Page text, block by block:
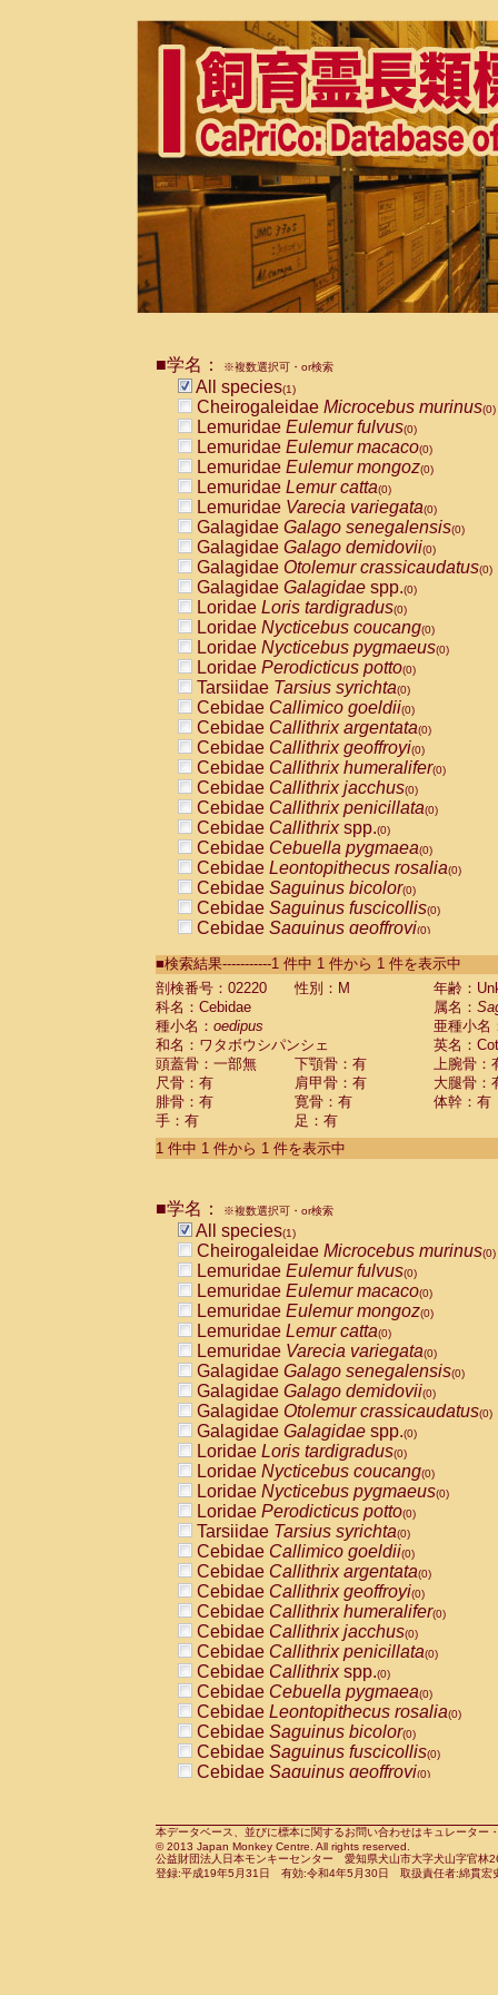
■学名： ※複数選択可・or検索
All species(1)
Cheirogaleidae Microcebus murinus(0)
Lemuridae Eulemur fulvus(0)
Lemuridae Eulemur macaco(0)
Lemuridae Eulemur mongoz(0)
Lemuridae Lemur catta(0)
Lemuridae Varecia variegata(0)
Galagidae Galago senegalensis(0)
Galagidae Galago demidovii(0)
Galagidae Otolemur crassicaudatus(0)
Galagidae Galagidae spp.(0)
Loridae Loris tardigradus(0)
Loridae Nycticebus coucang(0)
Loridae Nycticebus pygmaeus(0)
Loridae Perodicticus potto(0)
Tarsiidae Tarsius syrichta(0)
Cebidae Callimico goeldii(0)
Cebidae Callithrix argentata(0)
Cebidae Callithrix geoffroyi(0)
Cebidae Callithrix humeralifer(0)
Cebidae Callithrix jacchus(0)
Cebidae Callithrix penicillata(0)
Cebidae Callithrixspp.(0)
Cebidae Cebuella pygmaea(0)
Cebidae Leontopithecus rosalia(0)
Cebidae Saguinus bicolor(0)
Cebidae Saguinus fuscicollis(0)
Cebidae Saguinus geoffroyi(0)
CebidaeSaguinus labiatus(0)
Cebidae Saguinus leucopus (0)
Cebidae
Cebidae
CebidaeSaguinus nigricollis (0)
Cebidae Saguinus oedipus
Cebidae Saguinus weddelli
Cebidae Saguinusspp.
Cebidae Aotus trivirgatus
Cebidae Cebus albifrons
CebidaeCebus nigrivittatus
CebidaeCebus
CebidaeSaimiri boliviensis(0)
CebidaeSaimiri sciureus(0)
AtelidaeAlouatta caraya(0)
AtelidaeAlouatta fusca(0)
AtelidaeAlouatta seniculus
AtelidaeAlouattaspp.(0)
AtelidaeAteles belzebuth(0)
AtelidaeAteles geoffroyi(0)
AtelidaeAteles paniscus(0)
AtelidaeAtelesspp.(0)
Atelidae Lagothrix lagothricha
AtelidaeLagothrix lagothricha cana
PitheciidaeCacajao calvus
PitheciidaeCallicebus cupreus
PitheciidaeCallicebus donacophilus
PitheciidaeCallicebus moloch
PitheciidaeCallicebus torquatus
PitheciidaeCallicebusspp.(0)
PitheciidaeChiropotes satanas(0)
PitheciidaePithecia monachus
PitheciidaePithecia pithecia(0)
CercopithecidaeCercocebus agilis
CercopithecidaeCercocebus
CercopithecidaeCercocebus
CercopithecidaeCercocebus
CercopithecidaeCercocebus
CercopithecidaeCercocebushybrid
CercopithecidaePapio anubis(0)
CercopithecidaePapio cynocephalus
CercopithecidaePapio hamadryas(0)
■検索結果-----------1 件中 1 件から 1 件を表示中
剖検番号：02220
性別：M
年齢：
科名：Cebidae
属名：
種小名： oedipus
亜種小名
和名：ワタボウシパンシェ
英名：
頭蓋骨：一部無
下顎骨：有
上腕骨：
尺骨：有
肩甲骨：有
大腿骨：
腓骨：有
寛骨：有
体幹：有
手：有
足：有
1 件中 1 件から 1 件を表示中
■学名： ※複数選択可・or検索
All species(1)
Cheirogaleidae Microcebus murinus(0)
Lemuridae Eulemur fulvus(0)
Lemuridae Eulemur macaco(0)
Lemuridae Eulemur mongoz(0)
Lemuridae Lemur catta(0)
Lemuridae Varecia variegata(0)
Galagidae Galago senegalensis(0)
Galagidae Galago demidovii(0)
Galagidae Otolemur crassicaudatus(0)
Galagidae Galagidae spp.(0)
Loridae Loris tardigradus(0)
Loridae Nycticebus coucang(0)
Loridae Nycticebus pygmaeus(0)
Loridae Perodicticus potto(0)
Tarsiidae Tarsius syrichta(0)
Cebidae Callimico goeldii(0)
Cebidae Callithrix argentata(0)
Cebidae Callithrix geoffroyi(0)
Cebidae Callithrix humeralifer(0)
Cebidae Callithrix jacchus(0)
Cebidae Callithrix penicillata(0)
Cebidae Callithrixspp.(0)
Cebidae Cebuella pygmaea(0)
Cebidae Leontopithecus rosalia(0)
Cebidae Saguinus bicolor(0)
Cebidae Saguinus fuscicollis(0)
Cebidae Saguinus geoffroyi(0)
CebidaeSaguinus leucopus(0)
CebidaeSaguinus midas(0)
Cebidae Saguinus mystax(0)
本データベース、並びに標本に関するお問い合わせはキュレータ
© 2013 Japan Monkey Centre. All rights reserved.
公益財団法人日本モンキーセンター 愛知県犬山市大字犬山字官
登録:平成19年5月31日 有効:令和4年5月30日 取扱責任者:綿貫宏